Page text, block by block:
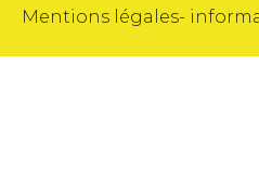
Mentions légales-